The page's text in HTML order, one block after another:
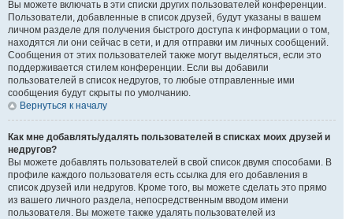
Вы можете включать в эти списки других пользователей конференции.
Пользователи, добавленные в список друзей, будут указаны в вашем
личном разделе для получения быстрого доступа к информации о том,
находятся ли они сейчас в сети, и для отправки им личных сообщений.
Сообщения от этих пользователей также могут выделяться, если это
поддерживается стилем конференции. Если вы добавили
пользователей в список недругов, то любые отправленные ими
сообщения будут скрыты по умолчанию.
Вернуться к началу
Как мне добавлять/удалять пользователей в списках моих друзей и
недругов?
Вы можете добавлять пользователей в свой список двумя способами. В
профиле каждого пользователя есть ссылка для его добавления в
список друзей или недругов. Кроме того, вы можете сделать это прямо
из вашего личного раздела, непосредственным вводом имени
пользователя. Вы можете также удалять пользователей из